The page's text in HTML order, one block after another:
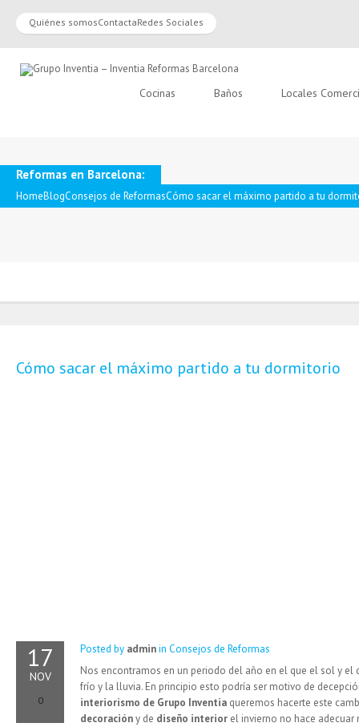
Quiénes somosContactaRedes Sociales
Cocinas Baños Locales
Reformas en Barcelona:
HomeBlogConsejos de ReformasCómo sacar el máximo partido a tu
Cómo sacar el máximo partido a tu dormitorio
17
NOV
0
Posted by adminin Consejos de Reformas
Nos encontramos en un periodo del año en el que el sol y
frío y la lluvia. En principio esto podría ser motivo de
interiorismo de Grupo Inventia queremos hacerte este
decoracióny de diseño interior el invierno no hace adecuar